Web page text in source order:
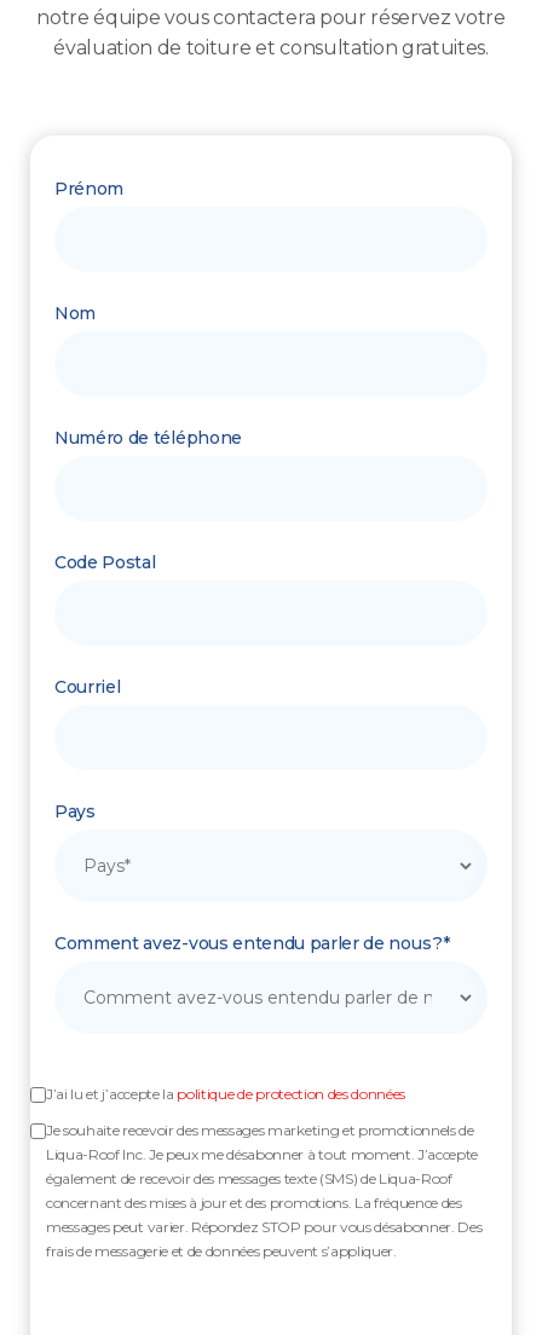
notre équipe vous contactera pour réservez votre
évaluation de toiture et consultation gratuites.
Prénom
Nom
Numéro de téléphone
Code Postal
Courriel
Pays
Comment avez-vous entendu parler de nous ?*
J’ai lu et j’accepte la politique de protection des données
Je souhaite recevoir des messages marketing et promotionnels de
Liqua-Roof Inc. Je peux me désabonner à tout moment. J’accepte
également de recevoir des messages texte (SMS) de Liqua-Roof
concernant des mises à jour et des promotions. La fréquence des
messages peut varier. Répondez STOP pour vous désabonner. Des
frais de messagerie et de données peuvent s’appliquer.